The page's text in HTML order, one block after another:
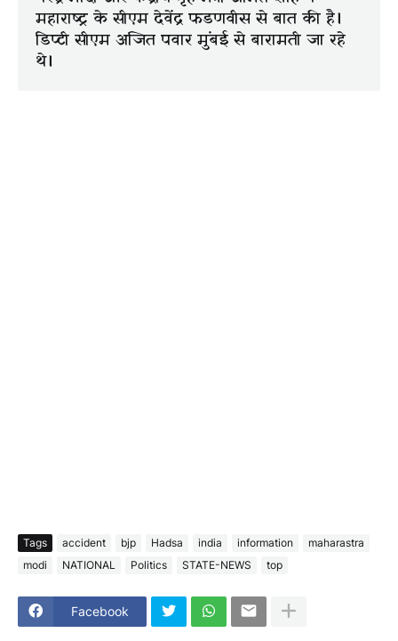
महाराष्ट्र के सीएम देवेंद्र फडणवीस से बात की है।
डिप्टी सीएम अजित पवार मुंबई से बारामती जा रहे
थे।
Tags accident bjp Hadsa india information
maharastra
modi
NATIONAL Politics STATE-NEWS top
Facebook